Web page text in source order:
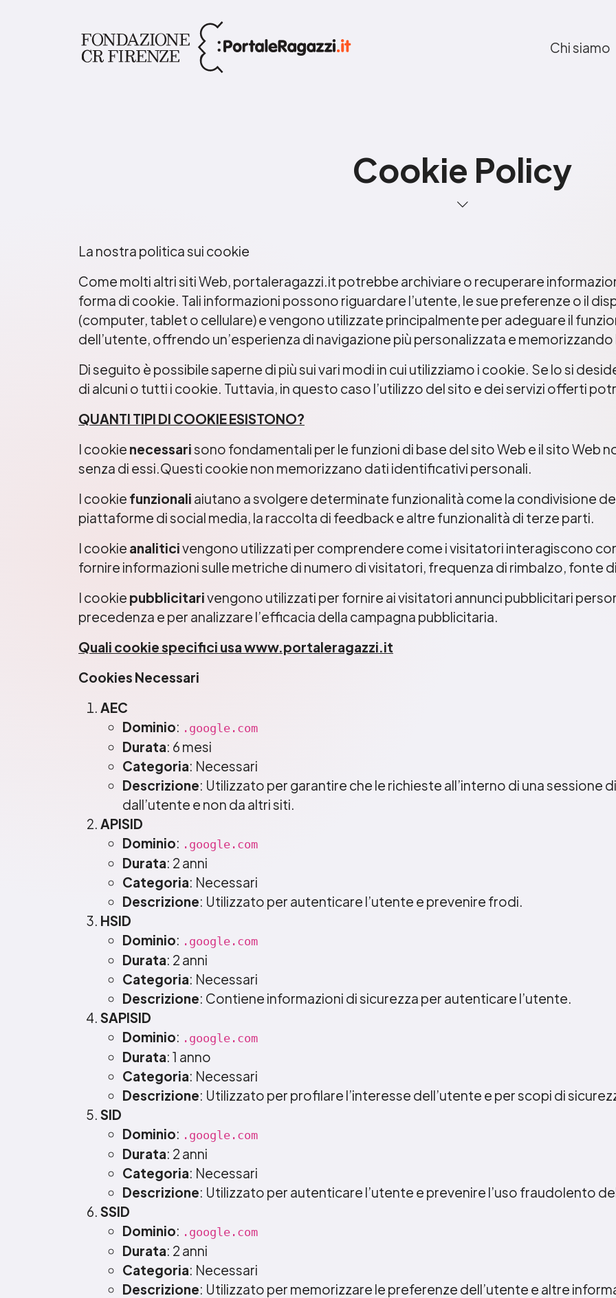
Chi siamo
Cookie Policy
La nostra politica sui cookie
Come molti altri siti Web, portaleragazzi.it potrebbe archiviare o recuperare
forma di cookie. Tali informazioni possono riguardare l’utente, le sue preferenze o il
(computer, tablet o cellulare) e vengono utilizzate principalmente per adeguare il
dell’utente, offrendo un’esperienza di navigazione più personalizzata e
Di seguito è possibile saperne di più sui vari modi in cui utilizziamo i cookie. Se lo si
di alcuni o tutti i cookie. Tuttavia, in questo caso l’utilizzo del sito e dei servizi offerti
QUANTI TIPI DI COOKIE ESISTONO?
I cookie necessarisono fondamentali per le funzioni di base del sito Web e il sito Web
senza di essi.Questi cookie non memorizzano dati identificativi personali.
I cookie funzionali aiutano a svolgere determinate funzionalità come la condivisione
piattaforme di social media, la raccolta di feedback e altre funzionalità di terze parti.
I cookie analiticivengono utilizzati per comprendere come i visitatori interagiscono
fornire informazioni sulle metriche di numero di visitatori, frequenza di rimbalzo, fonte
I cookie pubblicitarivengono utilizzati per fornire ai visitatori annunci pubblicitari
precedenza e per analizzare l’efficacia della campagna pubblicitaria.
Quali cookie specifici usa www.portaleragazzi.it
Cookies Necessari
AEC
Dominio: .google.com
Durata: 6 mesi
Categoria: Necessari
Descrizione: Utilizzato per garantire che le richieste all’interno di una
dall’utente e non da altri siti.
APISID
Dominio: .google.com
Durata: 2 anni
Categoria: Necessari
Descrizione: Utilizzato per autenticare l’utente e prevenire frodi.
HSID
Dominio: .google.com
Durata: 2 anni
Categoria: Necessari
Descrizione: Contiene informazioni di sicurezza per autenticare l’utente.
SAPISID
Dominio: .google.com
Durata: 1 anno
Categoria: Necessari
Descrizione: Utilizzato per profilare l’interesse dell’utente e per scopi di
SID
Dominio: .google.com
Durata: 2 anni
Categoria: Necessari
Descrizione: Utilizzato per autenticare l’utente e prevenire l’uso fraudolento
SSID
Dominio: .google.com
Durata: 2 anni
Categoria: Necessari
Descrizione: Utilizzato per memorizzare le preferenze dell’utente e altre